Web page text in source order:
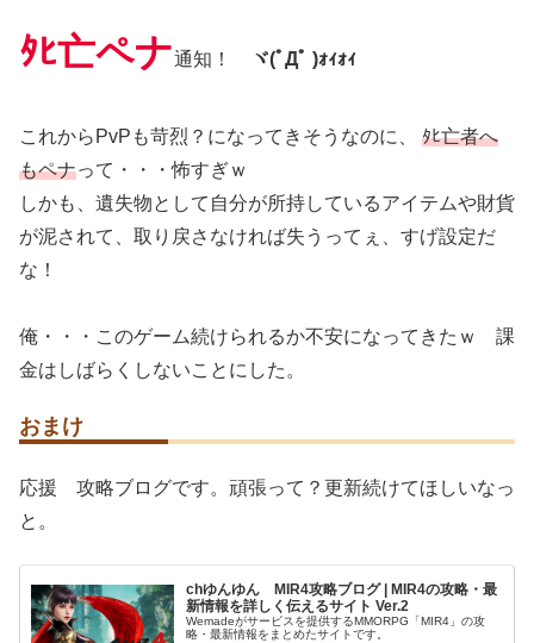
ﾀﾋ亡ペナ通知！ ヾ(ﾟДﾟ )ｫｨｫｨ
これからPvPも苛烈？になってきそうなのに、 ﾀﾋ亡者へ
もペナって・・・怖すぎｗ
しかも、遺失物として自分が所持しているアイテムや財貨
が泥されて、取り戻さなければ失うってぇ、すげ設定だ
な！
俺・・・このゲーム続けられるか不安になってきたｗ 課
金はしばらくしないことにした。
おまけ
応援 攻略ブログです。頑張って？更新続けてほしいなっ
と。
chゆんゆん MIR4攻略ブログ | MIR4の攻略・最
新情報を詳しく伝えるサイト Ver.2
Wemadeがサービスを提供するMMORPG「MIR4」の攻
略・最新情報をまとめたサイトです。